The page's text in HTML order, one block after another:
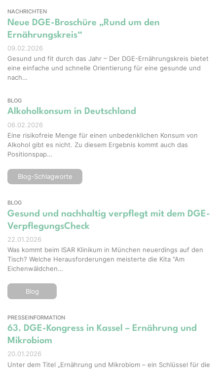
NACHRICHTEN
Neue DGE-Broschüre „Rund um den
Ernährungskreis“
09.02.2026
Gesund und fit durch das Jahr – Der DGE-Ernährungskreis bietet
eine einfache und schnelle Orientierung für eine gesunde und
nach…
BLOG
Alkoholkonsum in Deutschland
06.02.2026
Eine risikofreie Menge für einen unbedenklichen Konsum von
Alkohol gibt es nicht. Zu diesem Ergebnis kommt auch das
Positionspap…
Blog-Schlagworte
BLOG
Gesund und nachhaltig verpflegt mit dem DGE-
VerpflegungsCheck
22.01.2026
Was kommt beim ISAR Klinikum in München neuerdings auf den
Tisch? Welche Herausforderungen meisterte die Kita "Am
Eichenwäldchen…
Blog
PRESSEINFORMATION
63. DGE-Kongress in Kassel – Ernährung und
Mikrobiom
20.01.2026
Unter dem Titel „Ernährung und Mikrobiom – ein Schlüssel für die